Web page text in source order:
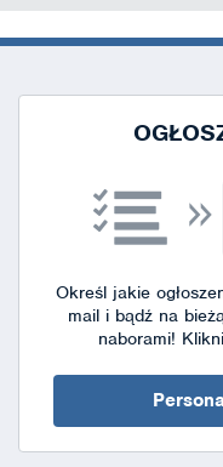
Określ jakie
mail i bądź na
naborami!